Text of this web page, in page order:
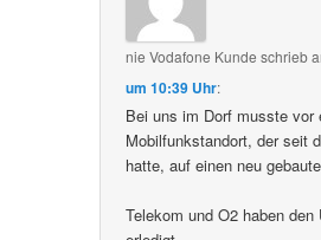
nie Vodafone Kunde schrieb
um 10:39 Uhr:
Bei uns im Dorf musste vor
Mobilfunkstandort, der seit
hatte, auf einen neu
Telekom und O2 haben den